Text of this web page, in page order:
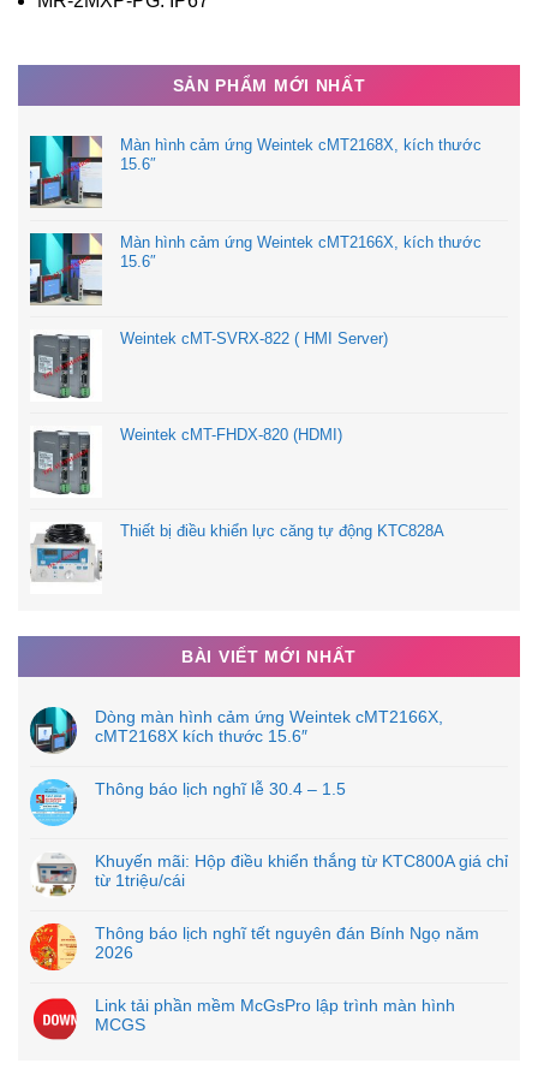
SẢN PHẨM MỚI NHẤT
Màn hình cảm ứng Weintek cMT2168X, kích thước
15.6″
Màn hình cảm ứng Weintek cMT2166X, kích thước
15.6″
Weintek cMT-SVRX-822 ( HMI Server)
Weintek cMT-FHDX-820 (HDMI)
Thiết bị điều khiển lực căng tự động KTC828A
BÀI VIẾT MỚI NHẤT
Dòng màn hình cảm ứng Weintek cMT2166X,
cMT2168X kích thước 15.6″
Thông báo lịch nghĩ lễ 30.4 – 1.5
Khuyến mãi: Hộp điều khiển thắng từ KTC800A giá chỉ
từ 1triệu/cái
Thông báo lịch nghĩ tết nguyên đán Bính Ngọ năm
2026
Link tải phần mềm McGsPro lập trình màn hình
MCGS